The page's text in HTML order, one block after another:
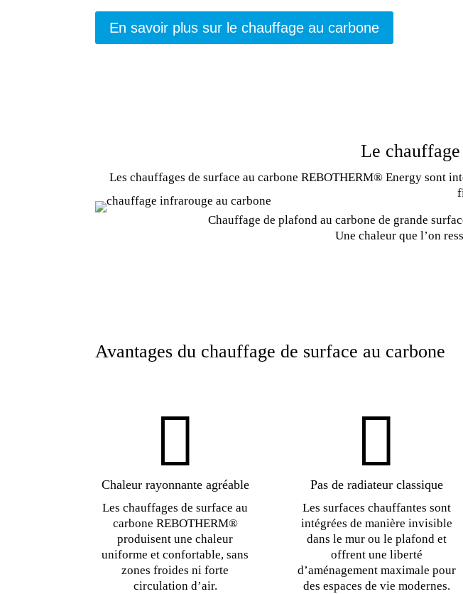
En savoir plus sur le chauffage au carbone
Le
Les chauffages de surface au carbone REBOTHERM® Energy sont
Chauffage de plafond au carbone de grande
Une chaleur que l’on
Avantages du chauffage de surface au carbone

Chaleur rayonnante agréable
Les chauffages de surface au
carbone REBOTHERM®
produisent une chaleur
uniforme et confortable, sans
zones froides ni forte
circulation d’air.

Pas de radiateur classique
Les surfaces chauffantes sont
intégrées de manière invisible
dans le mur ou le plafond et
offrent une liberté
d’aménagement maximale pour
des espaces de vie modernes.